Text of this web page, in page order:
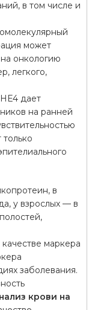
в том числе и
может
на онкологию
легкого,
дает
на ранней
в
у взрослых — в
маркера
заболевания.
крови на